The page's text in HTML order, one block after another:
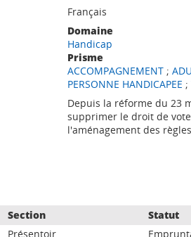
Français
Domaine
Handicap
Prisme
ACCOMPAGNEMENT;
PERSONNE HANDICAPEE ;
Depuis la réforme du 23
supprimer le droit de
l'aménagement des
Section Statut
Présentoir